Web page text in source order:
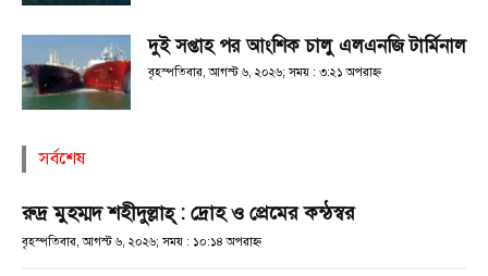
দুই সপ্তাহ পর আংশিক চালু এলএনজি টার্মিনাল
বৃহস্পতিবার, আগস্ট ৬, ২০২৬; সময় : ৩:২১ অপরাহ্ণ
সর্বশেষ
রুদ্র মুহম্মদ শহীদুল্লাহ্ : দ্রোহ ও প্রেমের কন্ঠস্বর
বৃহস্পতিবার, আগস্ট ৬, ২০২৬; সময় : ১০:১৪ অপরাহ্ণ